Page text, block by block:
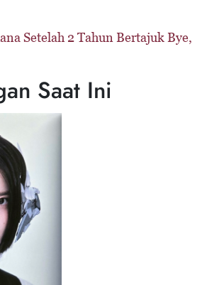
Setelah 2 Tahun Bertajuk Bye,
Saat Ini